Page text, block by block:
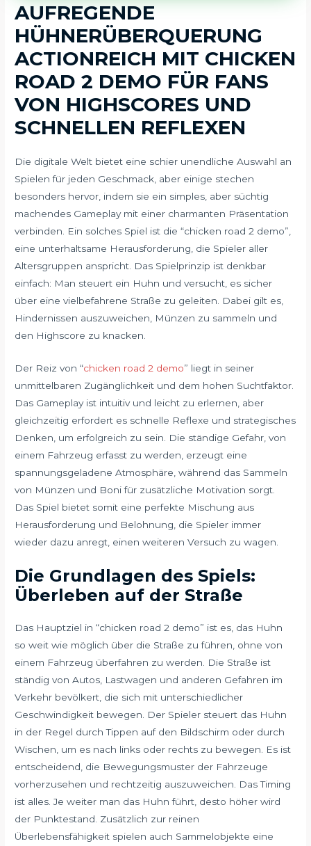
AUFREGENDE
HÜHNERÜBERQUERUNG
ACTIONREICH MIT CHICKEN
ROAD 2 DEMO FÜR FANS
VON HIGHSCORES UND
SCHNELLEN REFLEXEN
Die digitale Welt bietet eine schier unendliche Auswahl an
Spielen für jeden Geschmack, aber einige stechen
besonders hervor, indem sie ein simples, aber süchtig
machendes Gameplay mit einer charmanten Präsentation
verbinden. Ein solches Spiel ist die “chicken road 2 demo”,
eine unterhaltsame Herausforderung, die Spieler aller
Altersgruppen anspricht. Das Spielprinzip ist denkbar
einfach: Man steuert ein Huhn und versucht, es sicher
über eine vielbefahrene Straße zu geleiten. Dabei gilt es,
Hindernissen auszuweichen, Münzen zu sammeln und
den Highscore zu knacken.
Der Reiz von “chicken road 2 demo” liegt in seiner
unmittelbaren Zugänglichkeit und dem hohen Suchtfaktor.
Das Gameplay ist intuitiv und leicht zu erlernen, aber
gleichzeitig erfordert es schnelle Reflexe und strategisches
Denken, um erfolgreich zu sein. Die ständige Gefahr, von
einem Fahrzeug erfasst zu werden, erzeugt eine
spannungsgeladene Atmosphäre, während das Sammeln
von Münzen und Boni für zusätzliche Motivation sorgt.
Das Spiel bietet somit eine perfekte Mischung aus
Herausforderung und Belohnung, die Spieler immer
wieder dazu anregt, einen weiteren Versuch zu wagen.
Die Grundlagen des Spiels:
Überleben auf der Straße
Das Hauptziel in “chicken road 2 demo” ist es, das Huhn
so weit wie möglich über die Straße zu führen, ohne von
einem Fahrzeug überfahren zu werden. Die Straße ist
ständig von Autos, Lastwagen und anderen Gefahren im
Verkehr bevölkert, die sich mit unterschiedlicher
Geschwindigkeit bewegen. Der Spieler steuert das Huhn
in der Regel durch Tippen auf den Bildschirm oder durch
Wischen, um es nach links oder rechts zu bewegen. Es ist
entscheidend, die Bewegungsmuster der Fahrzeuge
vorherzusehen und rechtzeitig auszuweichen. Das Timing
ist alles. Je weiter man das Huhn führt, desto höher wird
der Punktestand. Zusätzlich zur reinen
Überlebensfähigkeit spielen auch Sammelobjekte eine